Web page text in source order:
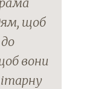
щоб
вони